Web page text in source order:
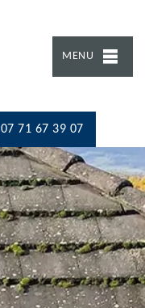
MENU
07 71 67 39 07